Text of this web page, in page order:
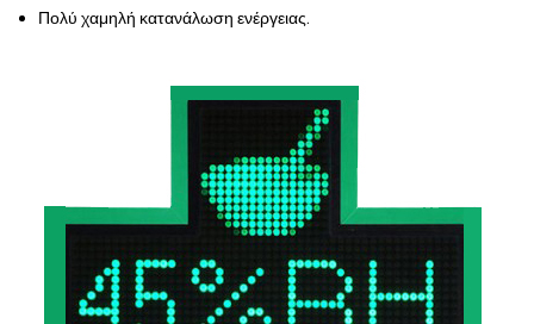
Πολύ χαμηλή κατανάλωση ενέργειας.